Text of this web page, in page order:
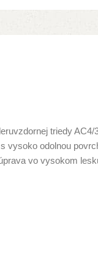
triedy
vysoko odolnou
vo vysokom